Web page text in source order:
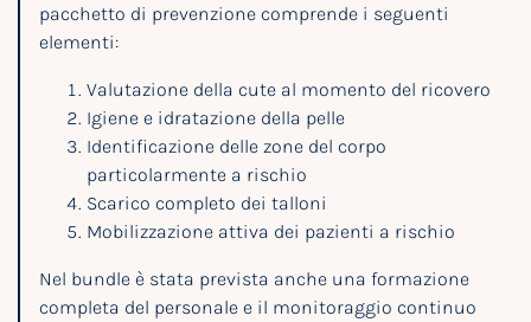
pacchetto di prevenzione comprende i seguenti
elementi:
Valutazione della cute al momento del ricovero
Igiene e idratazione della pelle
Identificazione delle zone del corpo
particolarmente a rischio
Scarico completo dei talloni
Mobilizzazione attiva dei pazienti a rischio
Nel bundle è stata prevista anche una formazione
completa del personale e il monitoraggio continuo